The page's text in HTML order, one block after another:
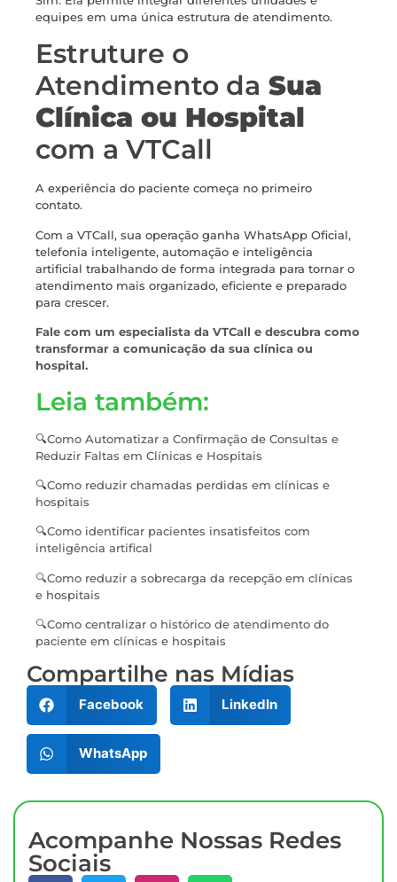
equipes em uma única estrutura de atendimento.
Estruture o
Atendimento da Sua
Clínica ou Hospital
com a VTCall
A experiência do paciente começa no primeiro
contato.
Com a VTCall, sua operação ganha WhatsApp Oficial,
telefonia inteligente, automação e inteligência
artificial trabalhando de forma integrada para tornar o
atendimento mais organizado, eficiente e preparado
para crescer.
Fale com um especialista da VTCall e descubra como
transformar a comunicação da sua clínica ou
hospital.
Leia também:
🔍Como Automatizar a Confirmação de Consultas e
Reduzir Faltas em Clínicas e Hospitais
🔍Como reduzir chamadas perdidas em clínicas e
hospitais
🔍Como identificar pacientes insatisfeitos com
inteligência artifical
🔍Como reduzir a sobrecarga da recepção em clínicas
e hospitais
🔍Como centralizar o histórico de atendimento do
paciente em clínicas e hospitais
Compartilhe nas Mídias
Facebook LinkedIn
WhatsApp
Acompanhe Nossas Redes
Sociais